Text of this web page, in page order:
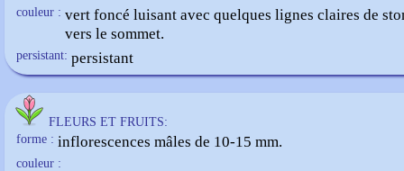
couleur : vert foncé luisant avec quelques lignes claires de
vers le sommet.
persistant: persistant
FLEURS ET FRUITS:
forme : inflorescences mâles de 10-15 mm.
couleur :